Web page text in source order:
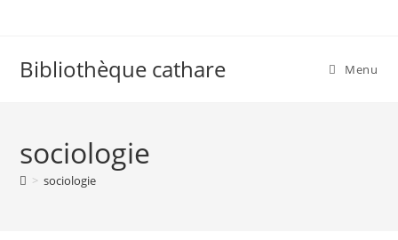
Bibliothèque cathare Menu
sociologie
> sociologie